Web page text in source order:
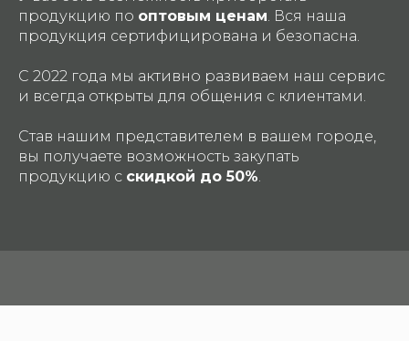
продукцию по оптовым ценам. Вся наша
продукция сертифицирована и безопасна.
С 2022 года мы активно развиваем наш сервис
и всегда открыты для общения с клиентами.
Став нашим представителем в вашем городе,
вы получаете возможность закупать
продукцию с скидкой до 50%.